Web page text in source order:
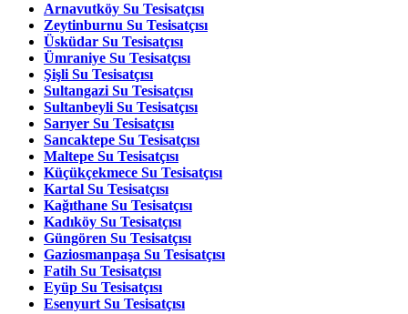
Arnavutköy Su Tesisatçısı
Zeytinburnu Su Tesisatçısı
Üsküdar Su Tesisatçısı
Ümraniye Su Tesisatçısı
Şişli Su Tesisatçısı
Sultangazi Su Tesisatçısı
Sultanbeyli Su Tesisatçısı
Sarıyer Su Tesisatçısı
Sancaktepe Su Tesisatçısı
Maltepe Su Tesisatçısı
Küçükçekmece Su Tesisatçısı
Kartal Su Tesisatçısı
Kağıthane Su Tesisatçısı
Kadıköy Su Tesisatçısı
Güngören Su Tesisatçısı
Gaziosmanpaşa Su Tesisatçısı
Fatih Su Tesisatçısı
Eyüp Su Tesisatçısı
Esenyurt Su Tesisatçısı